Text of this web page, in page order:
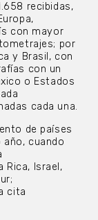
recibidas,
con mayor
por
y Brasil, con
con un
o Estados
cada una.
de países
cuando
Rica, Israel,
cita